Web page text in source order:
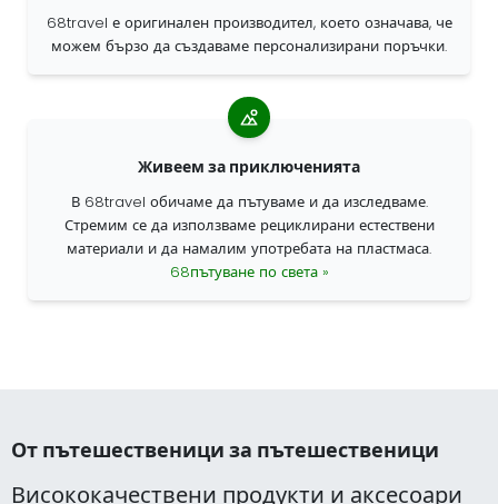
68travel е оригинален производител, което означава, че
можем бързо да създаваме персонализирани поръчки.
Живеем за приключенията
В 68travel обичаме да пътуваме и да изследваме.
Стремим се да използваме рециклирани естествени
материали и да намалим употребата на пластмаса.
68пътуване по света »
От пътешественици за пътешественици
Висококачествени продукти и аксесоари